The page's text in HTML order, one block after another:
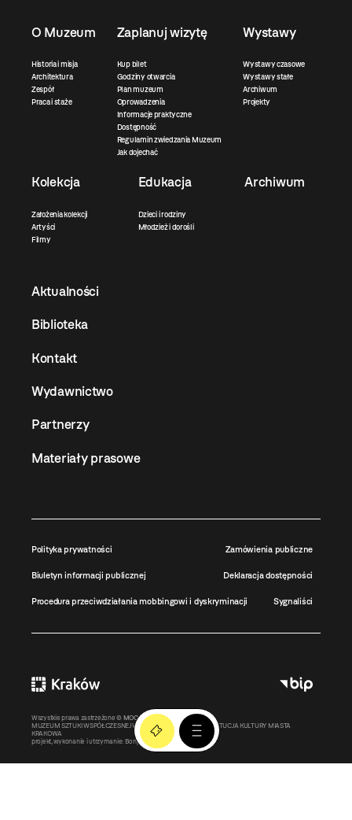
O Muzeum
Historia i misja
Architektura
Zespół
Praca i staże
Zaplanuj wizytę
Kup bilet
Godziny otwarcia
Plan muzeum
Oprowadzenia
Informacje praktyczne
Dostępność
Regulamin zwiedzania Muzeum
Jak dojechać
Wystawy
Wystawy czasowe
Wystawy stałe
Archiwum
Projekty
Kolekcja
Założenia kolekcji
Artyści
Filmy
Edukacja
Dzieci i rodziny
Młodzież i dorośli
Archiwum
Aktualności
Biblioteka
Kontakt
Wydawnictwo
Partnerzy
Materiały prasowe
Polityka prywatności Zamówienia publiczne
Biuletyn informacji publicznej Deklaracja dostępności
Procedura przeciwdziałania mobbingowi i dyskryminacji Sygnaliści
Wszystkie prawa zastrzeżone © MOCAK2011-2026
MUZEUM SZTUKI WSPÓŁCZESNEJ W KRAKOWIE MOCAK – INSTYTUCJA KULTURY MIASTA
KRAKOWA
projekt, wykonanie i utrzymanie: Bonjour.pl